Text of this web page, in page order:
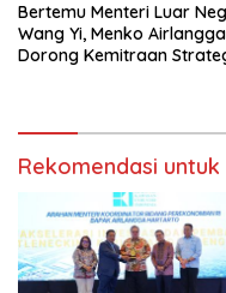
Bertemu Menteri Luar
Wang Yi, Menko Airlangga
Dorong Kemitraan
Rekomendasi untuk